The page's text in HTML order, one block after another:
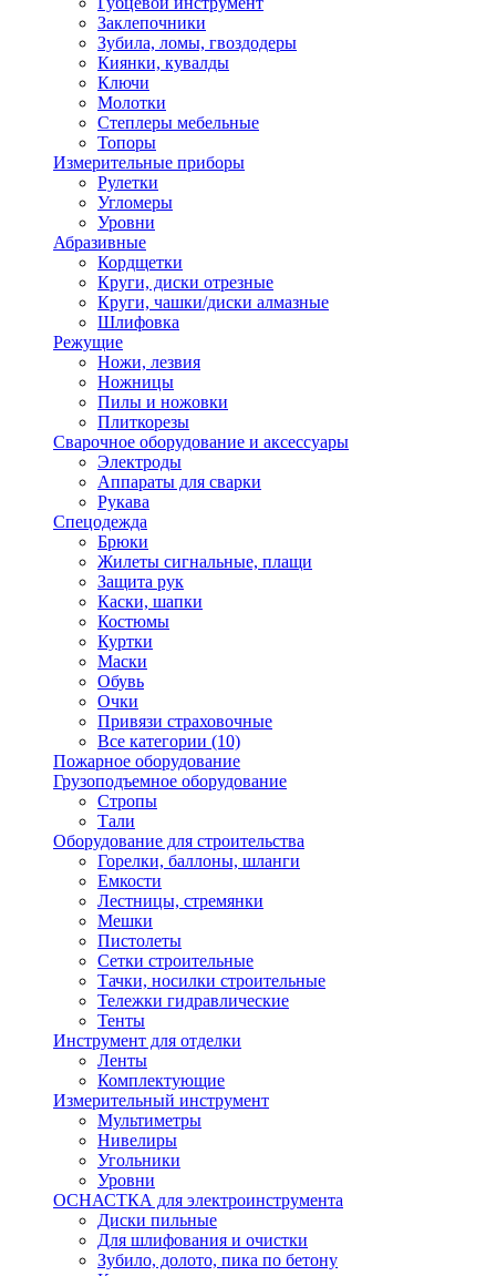
Заклепочники
Зубила, ломы, гвоздодеры
Киянки, кувалды
Ключи
Молотки
Степлеры мебельные
Топоры
Измерительные приборы
Рулетки
Угломеры
Уровни
Абразивные
Кордщетки
Круги, диски отрезные
Круги, чашки/диски алмазные
Шлифовка
Режущие
Ножи, лезвия
Ножницы
Пилы и ножовки
Плиткорезы
Сварочное оборудование и аксессуары
Электроды
Аппараты для сварки
Рукава
Спецодежда
Брюки
Жилеты сигнальные, плащи
Защита рук
Каски, шапки
Костюмы
Куртки
Маски
Обувь
Очки
Привязи страховочные
Все категории (10)
Пожарное оборудование
Грузоподъемное оборудование
Стропы
Тали
Оборудование для строительства
Горелки, баллоны, шланги
Емкости
Лестницы, стремянки
Мешки
Пистолеты
Сетки строительные
Тачки, носилки строительные
Тележки гидравлические
Тенты
Инструмент для отделки
Ленты
Комплектующие
Измерительный инструмент
Мультиметры
Нивелиры
Угольники
Уровни
ОСНАСТКА для электроинструмента
Диски пильные
Для шлифования и очистки
Зубило, долото, пика по бетону